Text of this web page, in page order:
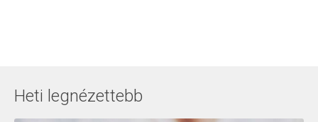
Heti legnézettebb